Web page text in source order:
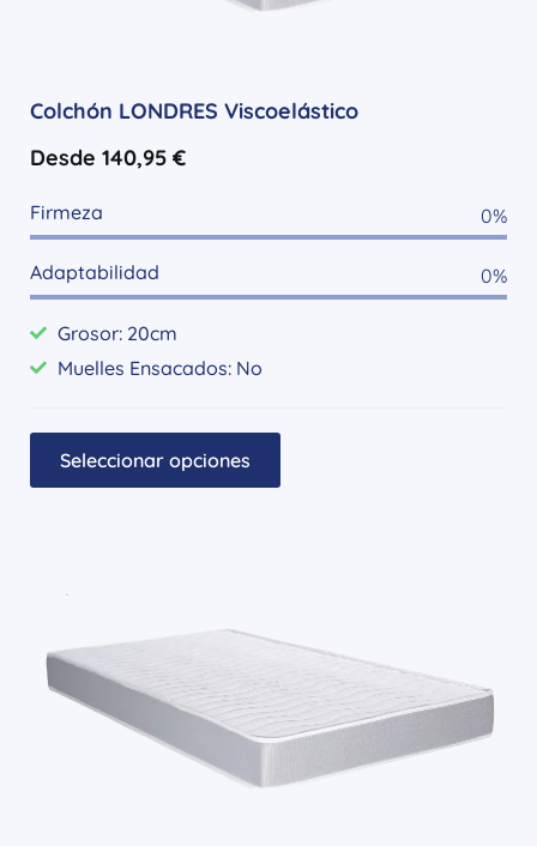
Colchón LONDRES Viscoelástico
Desde 140,95 €
Firmeza 0%
Adaptabilidad 0%
Grosor: 20cm
Muelles Ensacados: No
Seleccionar opciones